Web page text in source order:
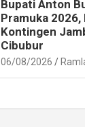
Bupati Anton
Pramuka 2026,
Kontingen
Cibubur
06/08/2026